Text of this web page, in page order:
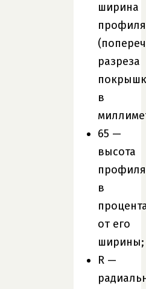
ширина
профиля
разреза
в
65 —
высота
профиля
в
от его
ширины;
R —